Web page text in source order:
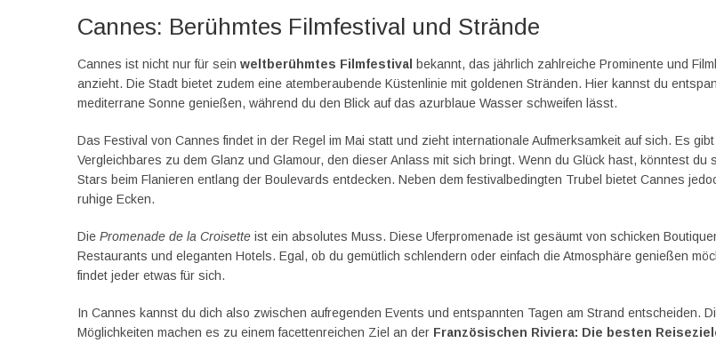
Cannes: Berühmtes Filmfestival und Strände
Cannes ist nicht nur für sein weltberühmtes Filmfestival
bekannt, das jährlich zahlreiche Prominente und
anzieht. Die Stadt bietet zudem eine atemberaubende Küstenlinie mit goldenen Stränden. Hier kannst du
mediterrane Sonne genießen, während du den Blick auf das azurblaue Wasser schweifen lässt.
Das Festival von Cannes findet in der Regel im Mai statt und zieht internationale Aufmerksamkeit auf sich. Es
Vergleichbares zu dem Glanz und Glamour, den dieser Anlass mit sich bringt. Wenn du Glück hast, könntest du
Stars beim Flanieren entlang der Boulevards entdecken. Neben dem festivalbedingten Trubel bietet Cannes
ruhige Ecken.
Die Promenade de la Croisette ist ein absolutes Muss. Diese Uferpromenade ist gesäumt von schicken
Restaurants und eleganten Hotels. Egal, ob du gemütlich schlendern oder einfach die Atmosphäre genießen
findet jeder etwas für sich.
In Cannes kannst du dich also zwischen aufregenden Events und entspannten Tagen am Strand entscheiden.
Möglichkeiten machen es zu einem facettenreichen Ziel an der Französischen Riviera: Die besten